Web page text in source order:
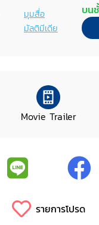
มุมสื่อ
มัลติมีเดีย
บน
Movie Trailer
รายการโปรด